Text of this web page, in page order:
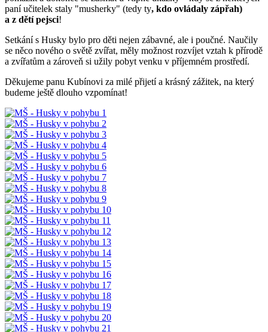
paní učitelek staly "musherky" (tedy ty, kdo ovládaly zápřah)
a z dětí pejsci!
Setkání s Husky bylo pro děti nejen zábavné, ale i poučné. Naučily
se něco nového o světě zvířat, měly možnost rozvíjet vztah k přírodě
a zvířatům a zároveň si užily pobyt venku v příjemném prostředí.
Děkujeme panu Kubínovi za milé přijetí a krásný zážitek, na který
budeme ještě dlouho vzpomínat!